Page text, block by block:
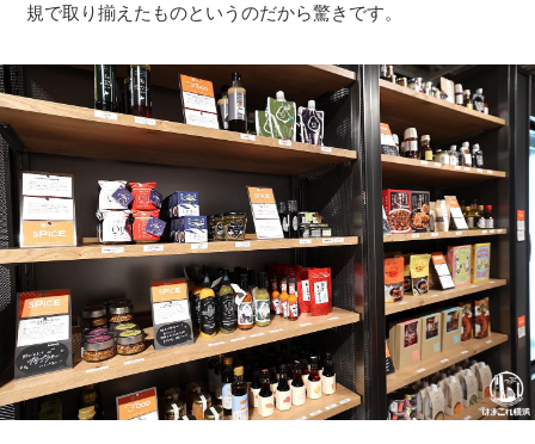
規で取り揃えたものというのだから驚きです。